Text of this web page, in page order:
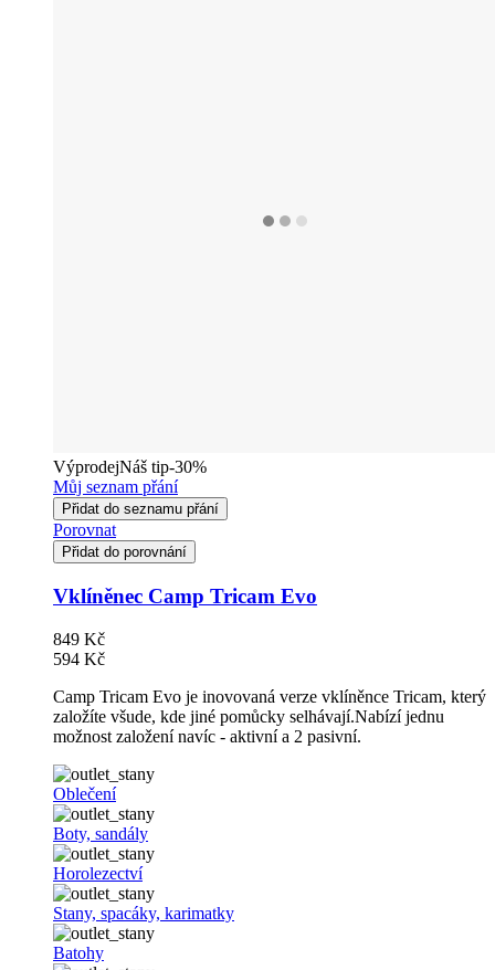
VýprodejNáš tip-30%
Můj seznam přání
Přidat do seznamu přání
Porovnat
Přidat do porovnání
Vklíněnec Camp Tricam Evo
849 Kč
594 Kč
Camp Tricam Evo je inovovaná verze vklíněnce Tricam, který
založíte všude, kde jiné pomůcky selhávají.Nabízí jednu
možnost založení navíc - aktivní a 2 pasivní.
Oblečení
Boty, sandály
Horolezectví
Stany, spacáky, karimatky
Batohy